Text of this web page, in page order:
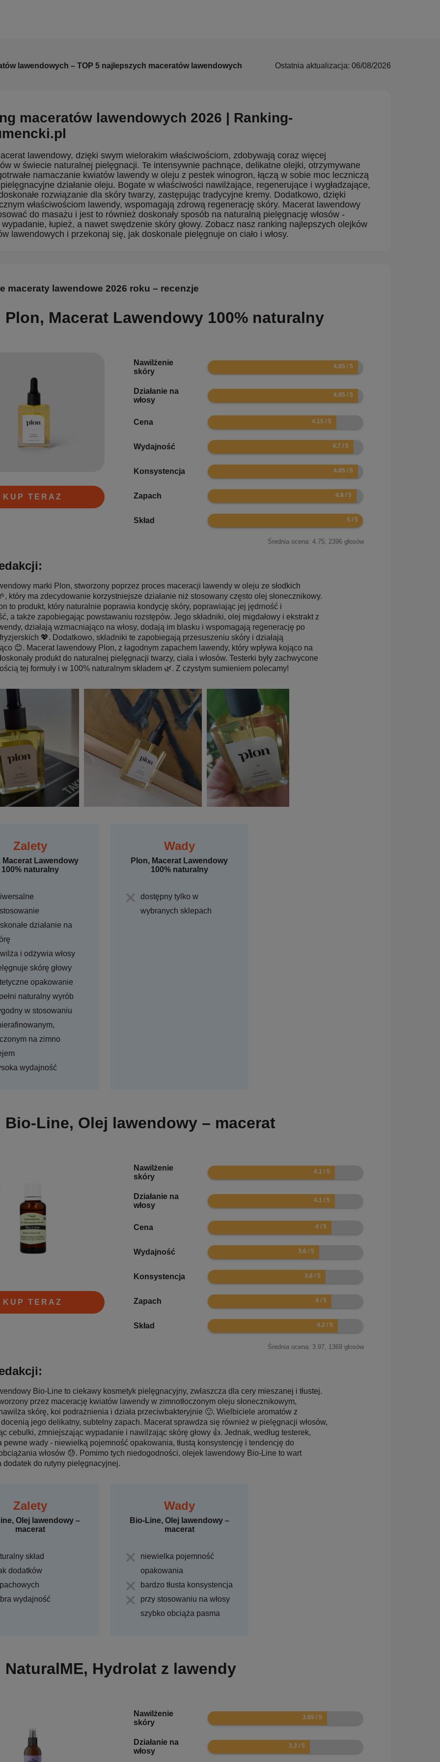
lawendowych – TOP 5 najlepszych maceratów lawendowych Ostatnia aktualizacja: 06/08/2026
maceratów lawendowych 2026 | Ranking-
lawendowy, dzięki swym wielorakim właściwościom, zdobywają coraz więcej
w świecie naturalnej pielęgnacji. Te intensywnie pachnące, delikatne olejki, otrzymywane
namaczanie kwiatów lawendy w oleju z pestek winogron, łączą w sobie moc leczniczą
działanie oleju. Bogate w właściwości nawilżające, regenerujące i wygładzające,
rozwiązanie dla skóry twarzy, zastępując tradycyjne kremy. Dodatkowo, dzięki
właściwościom lawendy, wspomagają zdrową regenerację skóry. Macerat lawendowy
do masażu i jest to również doskonały sposób na naturalną pielęgnację włosów -
łupież, a nawet swędzenie skóry głowy. Zobacz nasz ranking najlepszych olejków
lawendowych i przekonaj się, jak doskonale pielęgnuje on ciało i włosy.
maceraty lawendowe 2026 roku – recenzje
Plon, Macerat Lawendowy 100% naturalny
KUP TERAZ
Nawilżenie
skóry
9.7
Działanie na
włosy
9.7
Cena 8.3
Wydajność 9.4
Konsystencja 9.7
Zapach 9.6
Skład 10
Średnia ocena: 4.75, 2396 głosów
marki Plon, stworzony poprzez proces maceracji lawendy w oleju ze słodkich
który ma zdecydowanie korzystniejsze działanie niż stosowany często olej słonecznikowy.
to produkt, który naturalnie poprawia kondycję skóry, poprawiając jej jędrność i
a także zapobiegając powstawaniu rozstępów. Jego składniki, olej migdałowy i ekstrakt z
działają wzmacniająco na włosy, dodają im blasku i wspomagają regenerację po
💖. Dodatkowo, składniki te zapobiegają przesuszeniu skóry i działają
😊. Macerat lawendowy Plon, z łagodnym zapachem lawendy, który wpływa kojąco na
produkt do naturalnej pielęgnacji twarzy, ciała i włosów. Testerki były zachwycone
tej formuły i w 100% naturalnym składem 🌿. Z czystym sumieniem polecamy!
Zalety
Macerat Lawendowy
100% naturalny
działanie na
i odżywia włosy
skórę głowy
opakowanie
naturalny wyrób
w stosowaniu
na zimno
wydajność
Wady
Plon, Macerat Lawendowy
100% naturalny
dostępny tylko w
wybranych sklepach
Bio-Line, Olej lawendowy – macerat
KUP TERAZ
Nawilżenie
skóry
8.2
Działanie na
włosy
8.2
Cena 8
Wydajność 7.2
Konsystencja 7.6
Zapach 8
Skład 8.4
Średnia ocena: 3.97, 1369 głosów
Bio-Line to ciekawy kosmetyk pielęgnacyjny, zwłaszcza dla cery mieszanej i tłustej.
przez macerację kwiatów lawendy w zimnotłoczonym oleju słonecznikowym,
skórę, koi podrażnienia i działa przeciwbakteryjnie 🙂. Wielbiciele aromatów z
jego delikatny, subtelny zapach. Macerat sprawdza się również w pielęgnacji włosów,
cebulki, zmniejszając wypadanie i nawilżając skórę głowy 👍. Jednak, według testerek,
pewne wady - niewielką pojemność opakowania, tłustą konsystencję i tendencję do
włosów 😓. Pomimo tych niedogodności, olejek lawendowy Bio-Line to wart
dodatek do rutyny pielęgnacyjnej.
Zalety
Olej lawendowy –
macerat
skład
dodatków
wydajność
Wady
Bio-Line, Olej lawendowy –
macerat
niewielka pojemność
opakowania
bardzo tłusta konsystencja
przy stosowaniu na włosy
szybko obciąża pasma
NaturalME, Hydrolat z lawendy
Nawilżenie
skóry
7.7
Działanie na
włosy
6.6